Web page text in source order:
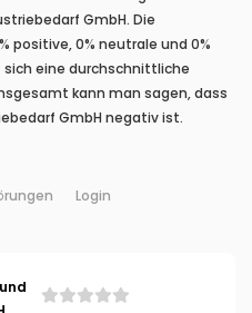
GmbH. Die
positive, 0% neutrale und 0%
eine durchschnittliche
kann man sagen, dass
GmbH negativ ist.
Login